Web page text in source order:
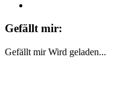
Gefällt mir:
Gefällt mir Wird geladen...